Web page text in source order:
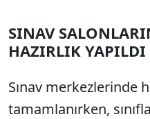
SINAV
HAZIRLIK YAPILDI
Sınav merkezlerinde
tamamlanırken,